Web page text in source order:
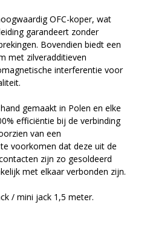
OFC-koper, wat
garandeert zonder
Bovendien biedt een
met zilveradditieven
interferentie voor
gemaakt in Polen en elke
efficiëntie bij de verbinding
van een
voorkomen dat deze uit de
zijn zo gesoldeerd
met elkaar verbonden zijn.
/ mini jack 1,5 meter.